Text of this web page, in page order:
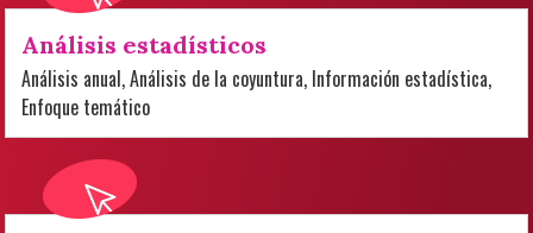
Análisis estadísticos
Análisis anual, Análisis de la coyuntura, Información estadística,
Enfoque temático